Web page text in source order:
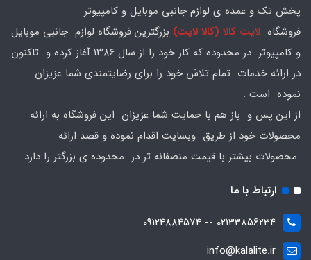
پخش تک و عمده ی لوازم جانبی موبایل و کامپیوتر
فروشگاه لایت کالا (کالا لایت) بزرگترین فروشگاه لوازم جانبی موبایل
و کامپیوتر در محدوده که کار خود را از سال ۱۳۸۶ آغاز کرده و تاکنون
در ارائه خدمات تمام تلاش خود را برای رضایتمندی شما عزیزان
نموده است .
از این پس و باز هم با حمایت شما عزیزان این فروشگاه به ارائه
محصولات خود از طریق وبسایت اقدام نموده و قصد ارائه
محصولات بیشتر با قیمت منصفانه تر در محدوده ی بزرگتر را دارد
ارتباط با ما
02133856234 -- 09124884574
info@kalalite.ir